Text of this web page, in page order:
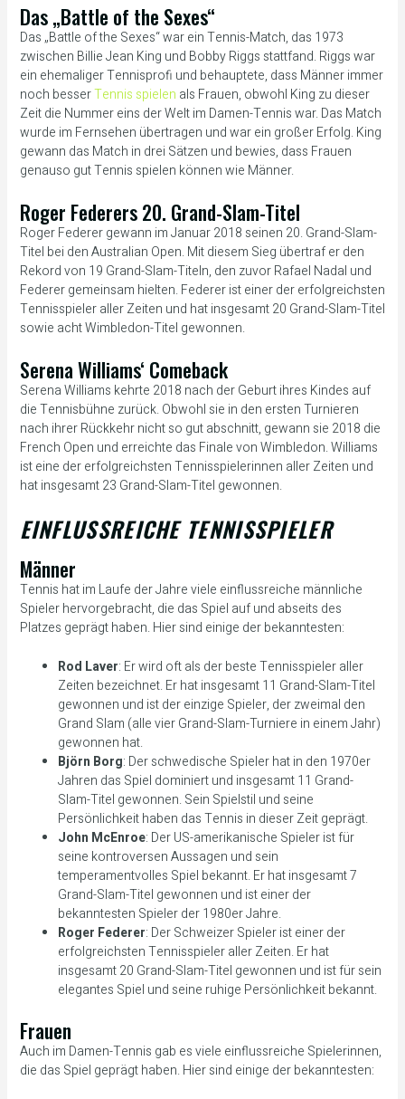
Das „Battle of the Sexes“
Das „Battle of the Sexes“ war ein Tennis-Match, das 1973
zwischen Billie Jean King und Bobby Riggs stattfand. Riggs war
ein ehemaliger Tennisprofi und behauptete, dass Männer immer
noch besserTennis spielen als Frauen, obwohl King zu dieser
Zeit die Nummer eins der Welt im Damen-Tennis war. Das Match
wurde im Fernsehen übertragen und war ein großer Erfolg. King
gewann das Match in drei Sätzen und bewies, dass Frauen
genauso gut Tennis spielen können wie Männer.
Roger Federers 20. Grand-Slam-Titel
Roger Federer gewann im Januar 2018 seinen 20. Grand-Slam-
Titel bei den Australian Open. Mit diesem Sieg übertraf er den
Rekord von 19 Grand-Slam-Titeln, den zuvor Rafael Nadal und
Federer gemeinsam hielten. Federer ist einer der erfolgreichsten
Tennisspieler aller Zeiten und hat insgesamt 20 Grand-Slam-Titel
sowie acht Wimbledon-Titel gewonnen.
Serena Williams‘ Comeback
Serena Williams kehrte 2018 nach der Geburt ihres Kindes auf
die Tennisbühne zurück. Obwohl sie in den ersten Turnieren
nach ihrer Rückkehr nicht so gut abschnitt, gewann sie 2018 die
French Open und erreichte das Finale von Wimbledon. Williams
ist eine der erfolgreichsten Tennisspielerinnen aller Zeiten und
hat insgesamt 23 Grand-Slam-Titel gewonnen.
EINFLUSSREICHE TENNISSPIELER
Männer
Tennis hat im Laufe der Jahre viele einflussreiche männliche
Spieler hervorgebracht, die das Spiel auf und abseits des
Platzes geprägt haben. Hier sind einige der bekanntesten:
Rod Laver: Er wird oft als der beste Tennisspieler aller
Zeiten bezeichnet. Er hat insgesamt 11 Grand-Slam-Titel
gewonnen und ist der einzige Spieler, der zweimal den
Grand Slam (alle vier Grand-Slam-Turniere in einem Jahr)
gewonnen hat.
Björn Borg: Der schwedische Spieler hat in den 1970er
Jahren das Spiel dominiert und insgesamt 11 Grand-
Slam-Titel gewonnen. Sein Spielstil und seine
Persönlichkeit haben das Tennis in dieser Zeit geprägt.
John McEnroe: Der US-amerikanische Spieler ist für
seine kontroversen Aussagen und sein
temperamentvolles Spiel bekannt. Er hat insgesamt 7
Grand-Slam-Titel gewonnen und ist einer der
bekanntesten Spieler der 1980er Jahre.
Roger Federer: Der Schweizer Spieler ist einer der
erfolgreichsten Tennisspieler aller Zeiten. Er hat
insgesamt 20 Grand-Slam-Titel gewonnen und ist für sein
elegantes Spiel und seine ruhige Persönlichkeit bekannt.
Frauen
Auch im Damen-Tennis gab es viele einflussreiche Spielerinnen,
die das Spiel geprägt haben. Hier sind einige der bekanntesten: